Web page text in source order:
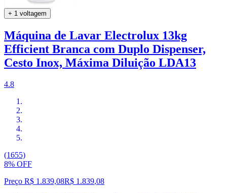
+ 1 voltagem
Máquina de Lavar Electrolux 13kg
Efficient Branca com Duplo Dispenser,
Cesto Inox, Máxima Diluição LDA13
4.8
(1655)
8% OFF
Preço R$ 1.839,08R$ 1.839,08